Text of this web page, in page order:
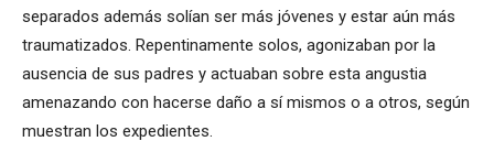
separados además solían ser más jóvenes y estar aún más
traumatizados. Repentinamente solos, agonizaban por la
ausencia de sus padres y actuaban sobre esta angustia
amenazando con hacerse daño a sí mismos o a otros, según
muestran los expedientes.